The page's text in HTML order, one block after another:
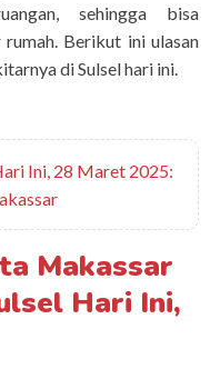
sehingga bisa
Berikut ini ulasan
di Sulsel hari ini.
Ini, 28 Maret 2025:
Makassar
Hari Ini,